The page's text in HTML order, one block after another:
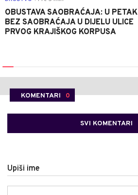
OBUSTAVA SAOBRAĆAJA: U PETAK
BEZ SAOBRAĆAJA U DIJELU ULICE
PRVOG KRAJIŠKOG KORPUSA
KOMENTARI 0
SVI KOMENTARI
Upiši ime